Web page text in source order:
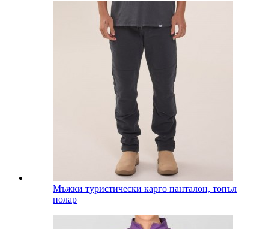
Мъжки туристически карго панталон, топъл
полар